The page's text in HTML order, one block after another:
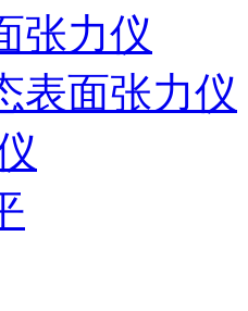
张力仪
表面张力仪